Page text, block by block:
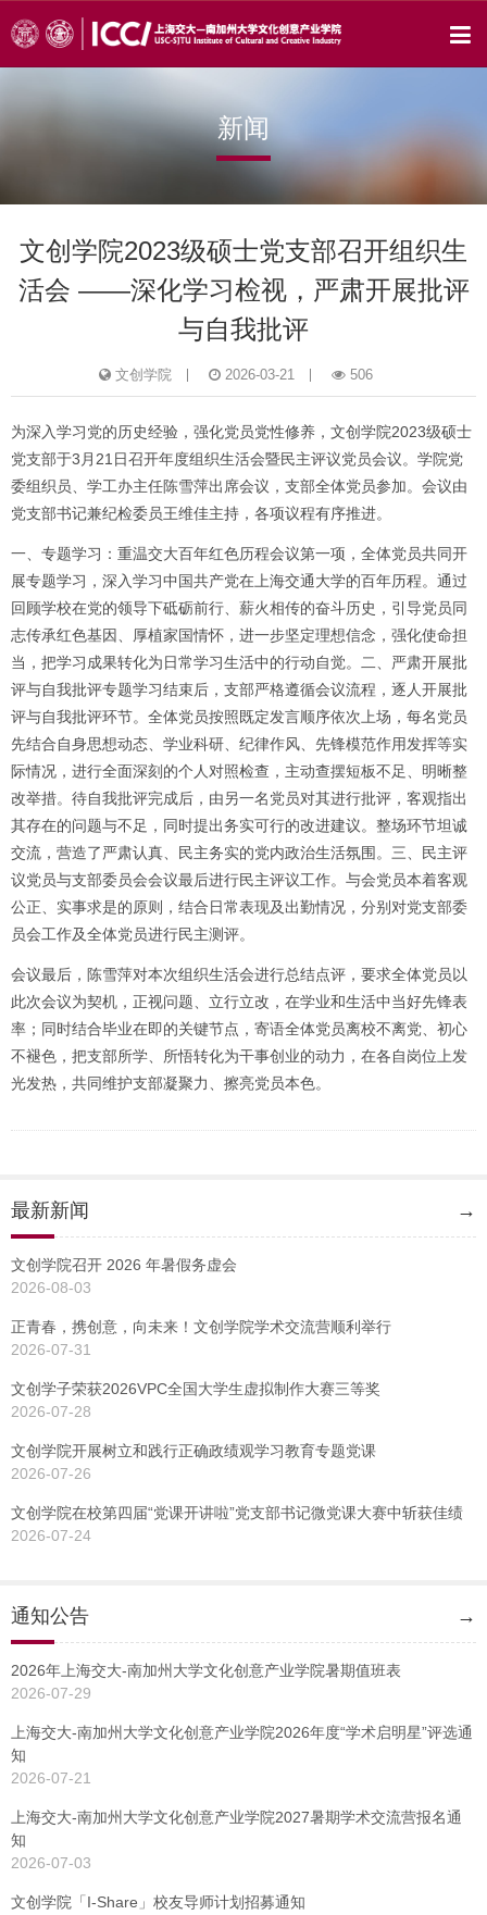
新闻
文创学院2023级硕士党支部召开组织生
活会 ——深化学习检视，严肃开展批评
与自我批评
文创学院 2026-03-21 506
为深入学习党的历史经验，强化党员党性修养，文创学院2023级硕士
党支部于3月21日召开年度组织生活会暨民主评议党员会议。学院党
委组织员、学工办主任陈雪萍出席会议，支部全体党员参加。会议由
党支部书记兼纪检委员王维佳主持，各项议程有序推进。
一、专题学习：重温交大百年红色历程会议第一项，全体党员共同开
展专题学习，深入学习中国共产党在上海交通大学的百年历程。通过
回顾学校在党的领导下砥砺前行、薪火相传的奋斗历史，引导党员同
志传承红色基因、厚植家国情怀，进一步坚定理想信念，强化使命担
当，把学习成果转化为日常学习生活中的行动自觉。二、严肃开展批
评与自我批评专题学习结束后，支部严格遵循会议流程，逐人开展批
评与自我批评环节。全体党员按照既定发言顺序依次上场，每名党员
先结合自身思想动态、学业科研、纪律作风、先锋模范作用发挥等实
际情况，进行全面深刻的个人对照检查，主动查摆短板不足、明晰整
改举措。待自我批评完成后，由另一名党员对其进行批评，客观指出
其存在的问题与不足，同时提出务实可行的改进建议。整场环节坦诚
交流，营造了严肃认真、民主务实的党内政治生活氛围。三、民主评
议党员与支部委员会会议最后进行民主评议工作。与会党员本着客观
公正、实事求是的原则，结合日常表现及出勤情况，分别对党支部委
员会工作及全体党员进行民主测评。
会议最后，陈雪萍对本次组织生活会进行总结点评，要求全体党员以
此次会议为契机，正视问题、立行立改，在学业和生活中当好先锋表
率；同时结合毕业在即的关键节点，寄语全体党员离校不离党、初心
不褪色，把支部所学、所悟转化为干事创业的动力，在各自岗位上发
光发热，共同维护支部凝聚力、擦亮党员本色。
最新新闻 →
文创学院召开 2026 年暑假务虚会
2026-08-03
正青春，携创意，向未来！文创学院学术交流营顺利举行
2026-07-31
文创学子荣获2026VPC全国大学生虚拟制作大赛三等奖
2026-07-28
文创学院开展树立和践行正确政绩观学习教育专题党课
2026-07-26
文创学院在校第四届“党课开讲啦”党支部书记微党课大赛中斩获佳绩
2026-07-24
通知公告 →
2026年上海交大-南加州大学文化创意产业学院暑期值班表
2026-07-29
上海交大-南加州大学文化创意产业学院2026年度“学术启明星”评选通
知
2026-07-21
上海交大-南加州大学文化创意产业学院2027暑期学术交流营报名通
知
2026-07-03
文创学院「I-Share」校友导师计划招募通知